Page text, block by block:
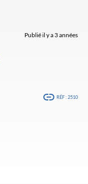
Publié il y a 3 années
RÉF : 2510